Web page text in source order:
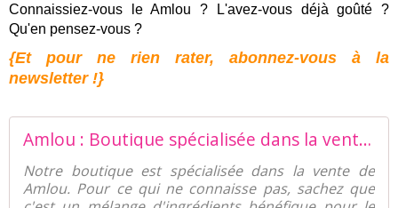
Connaissiez-vous le Amlou ? L'avez-vous déjà goûté ?
Qu'en pensez-vous ?
{Et pour ne rien rater, abonnez-vous à la
newsletter !}
Amlou : Boutique spécialisée dans la vente de la pâte à tartiner naturelle
Notre boutique est spécialisée dans la vente de
Amlou. Pour ce qui ne connaisse pas, sachez que